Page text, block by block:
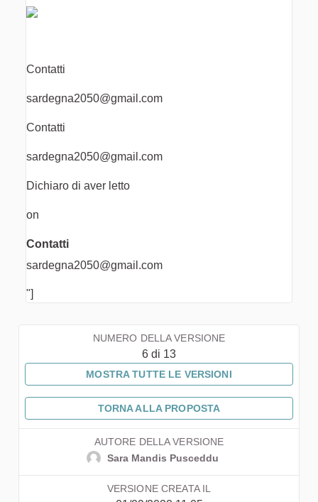
Contatti
sardegna2050@gmail.com
Contatti
sardegna2050@gmail.com
Dichiaro di aver letto
on
Contatti
sardegna2050@gmail.com
"]
NUMERO DELLA VERSIONE
6 di 13
MOSTRA TUTTE LE VERSIONI
TORNA ALLA PROPOSTA
AUTORE DELLA VERSIONE
Sara Mandis Pusceddu
VERSIONE CREATA IL